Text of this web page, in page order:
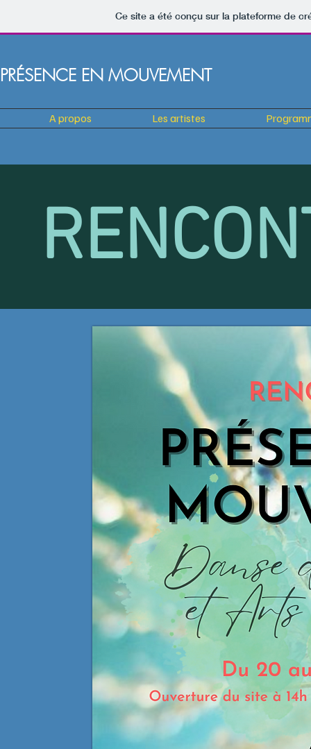
Ce site a été conçu sur la plateforme de
PRÉSENCE EN MOUVEMENT
A propos Les artistes